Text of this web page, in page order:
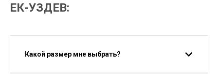
ЕК-УЗДЕВ:
Какой размер мне выбрать?